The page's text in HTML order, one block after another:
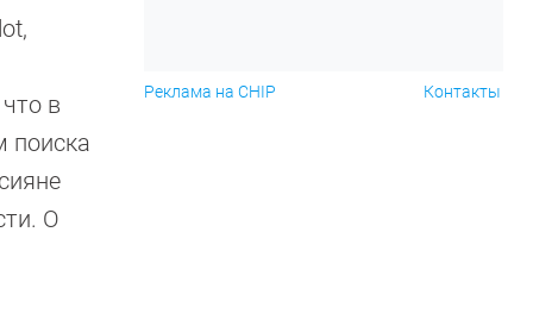
в
поиска
О
Реклама на CHIP Контакты